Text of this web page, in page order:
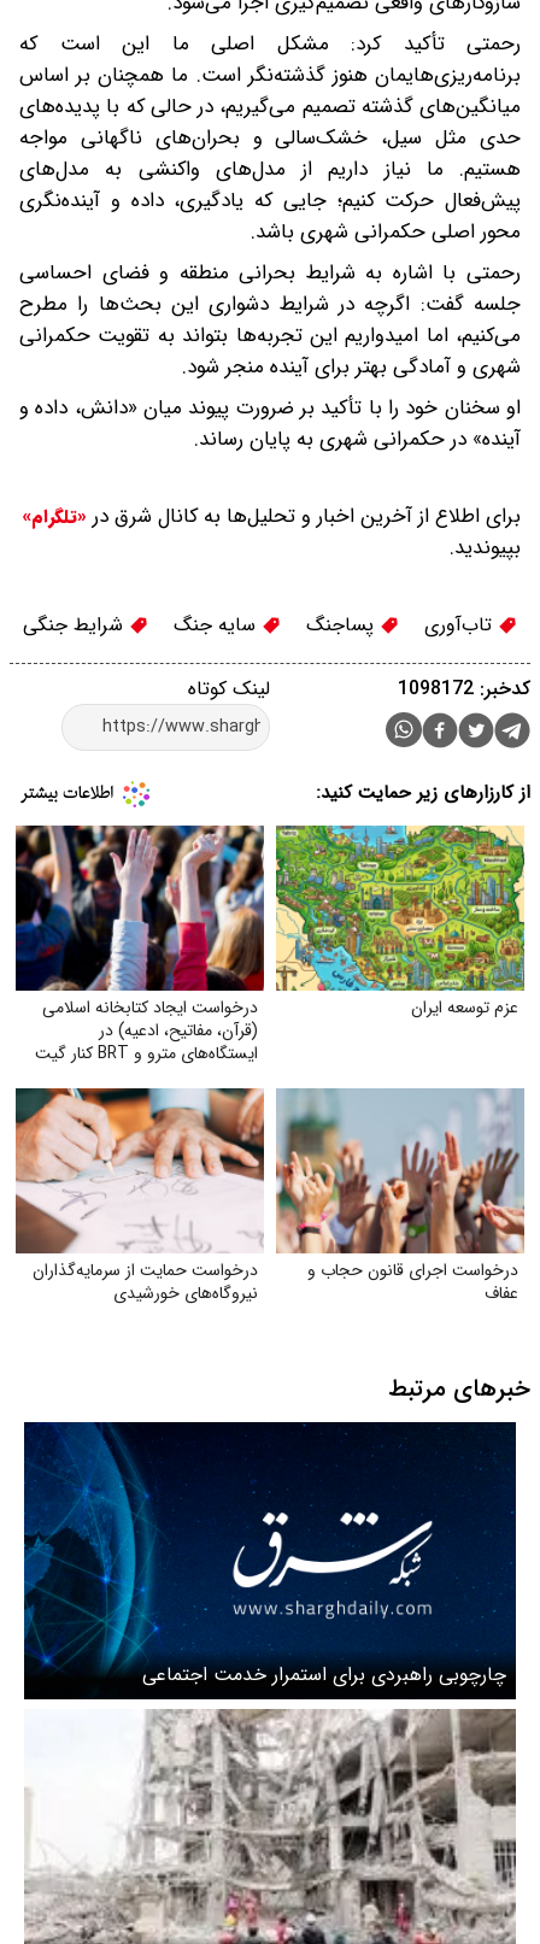
رحمتی تأکید کرد: مشکل اصلی ما این است که
برنامه‌ریزی‌هایمان هنوز گذشته‌نگر است. ما همچنان بر اساس
میانگین‌های گذشته تصمیم می‌گیریم، در حالی که با پدیده‌های
حدی مثل سیل، خشک‌سالی و بحران‌های ناگهانی مواجه
هستیم. ما نیاز داریم از مدل‌های واکنشی به مدل‌های
پیش‌فعال حرکت کنیم؛ جایی که یادگیری، داده و آینده‌نگری
محور اصلی حکمرانی شهری باشد.
رحمتی با اشاره به شرایط بحرانی منطقه و فضای احساسی
جلسه گفت: اگرچه در شرایط دشواری این بحث‌ها را مطرح
می‌کنیم، اما امیدواریم این تجربه‌ها بتواند به تقویت حکمرانی
شهری و آمادگی بهتر برای آینده منجر شود.
او سخنان خود را با تأکید بر ضرورت پیوند میان «دانش، داده و
آینده» در حکمرانی شهری به پایان رساند.
برای اطلاع از آخرین اخبار و تحلیل‌ها به کانال شرق در «تلگرام»
بپیوندید.
تاب‌آوری پساجنگ سایه جنگ شرایط جنگی
لینک کوتاه کدخبر: 1098172
از کارزارهای زیر حمایت کنید:
عزم توسعه ایران
درخواست ایجاد کتابخانه اسلامی
(قرآن، مفاتیح، ادعیه) در
ایستگاه‌های مترو و BRT کنار گیت
درخواست اجرای قانون حجاب و
عفاف
درخواست حمایت از سرمایه‌گذاران
نیروگاه‌های خورشیدی
خبرهای مرتبط
چارچوبی راهبردی برای استمرار خدمت اجتماعی